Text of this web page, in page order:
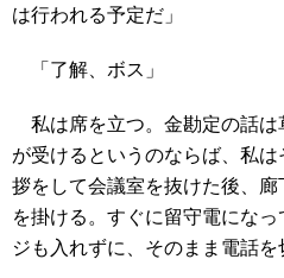
は行われる予定だ」
「了解、ボス」
私は席を立つ。金勘定の話は
が受けるというのならば、私
拶をして会議室を抜けた後、
を掛ける。すぐに留守電にな
ジも入れずに、そのまま電話を